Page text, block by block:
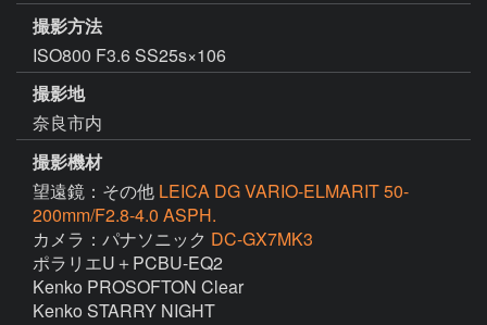
撮影方法
ISO800 F3.6 SS25s×106
撮影地
奈良市内
撮影機材
望遠鏡：その他 LEICA DG VARIO-ELMARIT 50-
200mm/F2.8-4.0 ASPH.
カメラ：パナソニック DC-GX7MK3
ポラリエU＋PCBU-EQ2
Kenko PROSOFTON Clear
Kenko STARRY NIGHT